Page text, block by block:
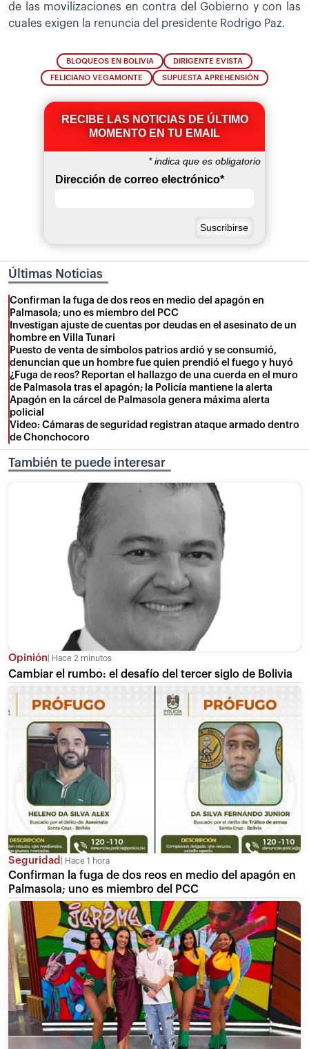
de las movilizaciones en contra del Gobierno y con las
cuales exigen la renuncia del presidente Rodrigo Paz.
BLOQUEOS EN BOLIVIA DIRIGENTE EVISTA
FELICIANO VEGAMONTE SUPUESTA APREHENSIÓN
RECIBE LAS NOTICIAS DE ÚLTIMO
MOMENTO EN TU EMAIL
*indica que es obligatorio
Dirección de correo electrónico*
Últimas Noticias
Confirman la fuga de dos reos en medio del apagón en
Palmasola; uno es miembro del PCC
Investigan ajuste de cuentas por deudas en el asesinato de un
hombre en Villa Tunari
Puesto de venta de símbolos patrios ardió y se consumió,
denuncian que un hombre fue quien prendió el fuego y huyó
¿Fuga de reos? Reportan el hallazgo de una cuerda en el muro
de Palmasola tras el apagón; la Policía mantiene la alerta
Apagón en la cárcel de Palmasola genera máxima alerta
policial
Video: Cámaras de seguridad registran ataque armado dentro
de Chonchocoro
También te puede interesar
Opinión Hace 2 minutos
Cambiar el rumbo: el desafío del tercer siglo de Bolivia
Seguridad Hace 1 hora
Confirman la fuga de dos reos en medio del apagón en
Palmasola; uno es miembro del PCC